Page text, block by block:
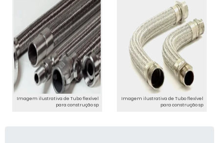
Imagem ilustrativa de Tubo flexível
para construção sp
Imagem ilustrativa de Tubo flexível
para construção sp